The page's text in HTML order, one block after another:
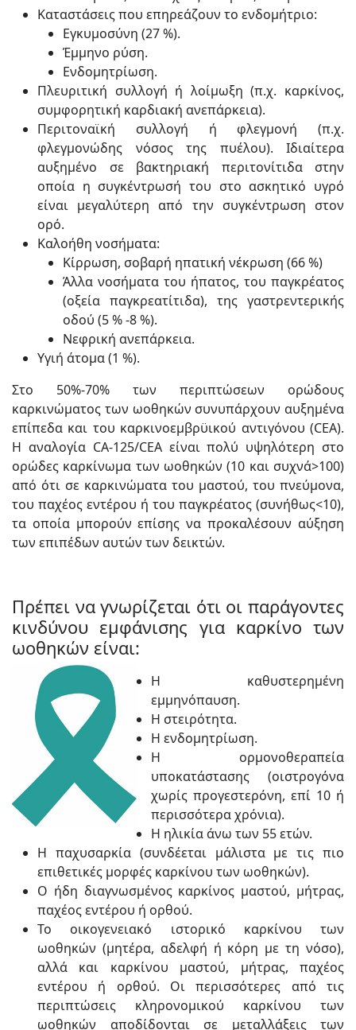
Καταστάσεις που επηρεάζουν το ενδομήτριο:
Εγκυμοσύνη (27 %).
Έμμηνο ρύση.
Ενδομητρίωση.
Πλευριτική συλλογή ή λοίμωξη (π.χ. καρκίνος,
συμφορητική καρδιακή ανεπάρκεια).
Περιτοναϊκή συλλογή ή φλεγμονή (π.χ.
φλεγμονώδης νόσος της πυέλου). Ιδιαίτερα
αυξημένο σε βακτηριακή περιτονίτιδα στην
οποία η συγκέντρωσή του στο ασκητικό υγρό
είναι μεγαλύτερη από την συγκέντρωση στον
ορό.
Καλοήθη νοσήματα:
Κίρρωση, σοβαρή ηπατική νέκρωση (66 %)
Άλλα νοσήματα του ήπατος, του παγκρέατος
(οξεία παγκρεατίτιδα), της γαστρεντερικής
οδού (5 % -8 %).
Νεφρική ανεπάρκεια.
Υγιή άτομα (1 %).
Στο 50%-70% των περιπτώσεων ορώδους
καρκινώματος των ωοθηκών συνυπάρχουν αυξημένα
επίπεδα και του καρκινοεμβρϋικού αντιγόνου (CEA).
Η αναλογία CA-125/CEA είναι πολύ υψηλότερη στο
ορώδες καρκίνωμα των ωοθηκών (10 και συχνά>100)
από ότι σε καρκινώματα του μαστού, του πνεύμονα,
του παχέος εντέρου ή του παγκρέατος (συνήθως<10),
τα οποία μπορούν επίσης να προκαλέσουν αύξηση
των επιπέδων αυτών των δεικτών.
Πρέπει να γνωρίζεται ότι οι παράγοντες
κινδύνου εμφάνισης για καρκίνο των
ωοθηκών είναι:
Η καθυστερημένη
εμμηνόπαυση.
Η στειρότητα.
Η ενδομητρίωση.
Η ορμονοθεραπεία
υποκατάστασης (οιστρογόνα
χωρίς προγεστερόνη, επί 10 ή
περισσότερα χρόνια).
Η ηλικία άνω των 55 ετών.
Η παχυσαρκία (συνδέεται μάλιστα με τις πιο
επιθετικές μορφές καρκίνου των ωοθηκών).
Ο ήδη διαγνωσμένος καρκίνος μαστού, μήτρας,
παχέος εντέρου ή ορθού.
Το οικογενειακό ιστορικό καρκίνου των
ωοθηκών (μητέρα, αδελφή ή κόρη με τη νόσο),
αλλά και καρκίνου μαστού, μήτρας, παχέος
εντέρου ή ορθού. Οι περισσότερες από τις
περιπτώσεις κληρονομικού καρκίνου των
ωοθηκών αποδίδονται σε μεταλλάξεις των